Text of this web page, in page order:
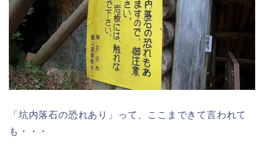
「坑内落石の恐れあり」って、ここまできて言われて
も・・・